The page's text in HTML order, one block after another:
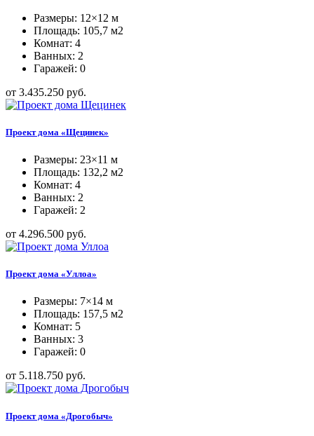
Размеры: 12×12 м
Площадь: 105,7 м2
Комнат: 4
Ванных: 2
Гаражей: 0
от 3.435.250 руб.
Проект дома «Щецинек»
Размеры: 23×11 м
Площадь: 132,2 м2
Комнат: 4
Ванных: 2
Гаражей: 2
от 4.296.500 руб.
Проект дома «Уллоа»
Размеры: 7×14 м
Площадь: 157,5 м2
Комнат: 5
Ванных: 3
Гаражей: 0
от 5.118.750 руб.
Проект дома «Дрогобыч»